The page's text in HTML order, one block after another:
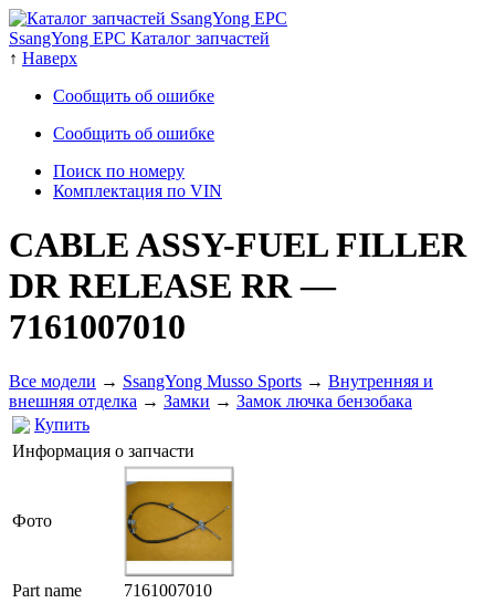
SsangYong EPC Каталог запчастей
↑ Наверх
Сообщить об ошибке
Сообщить об ошибке
Поиск по номеру
Комплектация по VIN
CABLE ASSY-FUEL FILLER
DR RELEASE RR—
7161007010
Все модели → SsangYong Musso Sports → Внутренняя и
внешняя отделка → Замки → Замок лючка бензобака
Купить
Информация о запчасти
Фото
Part name
7161007010